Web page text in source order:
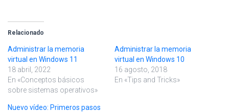
Relacionado
Administrar la memoria
virtual en Windows 11
18 abril, 2022
En «Conceptos básicos
sobre sistemas operativos»
Administrar la memoria
virtual en Windows 10
16 agosto, 2018
En «Tips and Tricks»
Nuevo vídeo: Primeros pasos